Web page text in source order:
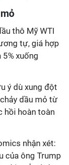
thô Mỹ WTI
tự, giá hợp
xuống
ý dù xung đột
dầu mỏ từ
hồi hoàn toàn
nhận xét:
của ông Trump